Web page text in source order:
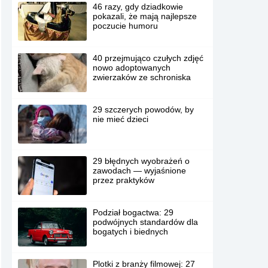
46 razy, gdy dziadkowie
pokazali, że mają najlepsze
poczucie humoru
40 przejmująco czułych zdjęć
nowo adoptowanych
zwierzaków ze schroniska
29 szczerych powodów, by
nie mieć dzieci
29 błędnych wyobrażeń o
zawodach — wyjaśnione
przez praktyków
Podział bogactwa: 29
podwójnych standardów dla
bogatych i biednych
Plotki z branży filmowej: 27